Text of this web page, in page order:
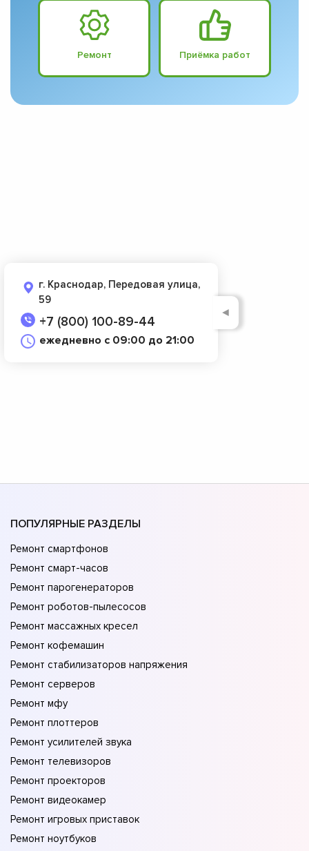
Ремонт Приёмка работ
г. Краснодар, Передовая улица,
59
+7 (800) 100-89-44
ежедневно с 09:00 до 21:00
◄
ПОПУЛЯРНЫЕ РАЗДЕЛЫ
Ремонт смартфонов
Ремонт смарт-часов
Ремонт парогенераторов
Ремонт роботов-пылесосов
Ремонт массажных кресел
Ремонт кофемашин
Ремонт стабилизаторов напряжения
Ремонт серверов
Ремонт мфу
Ремонт плоттеров
Ремонт усилителей звука
Ремонт телевизоров
Ремонт проекторов
Ремонт видеокамер
Ремонт игровых приставок
Ремонт ноутбуков